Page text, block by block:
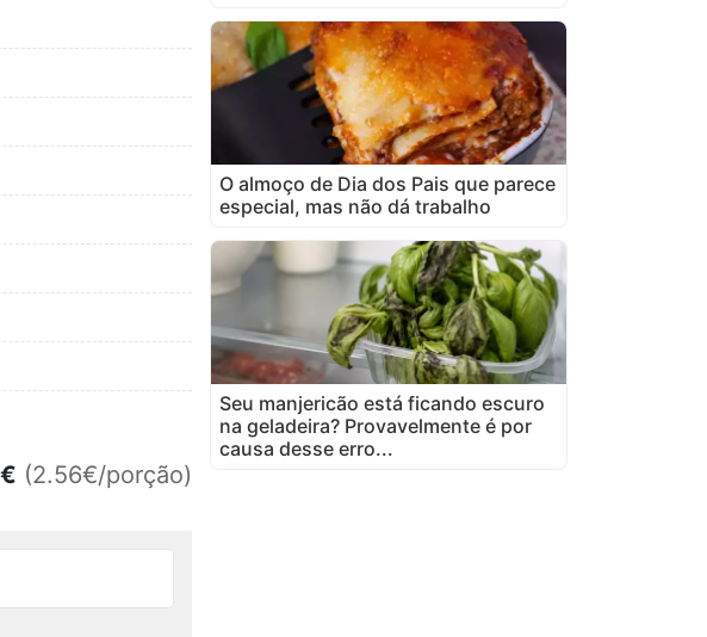
€ (2.56€/porção)
O almoço de Dia dos Pais que parece
especial, mas não dá trabalho
Seu manjericão está ficando escuro
na geladeira? Provavelmente é por
causa desse erro...